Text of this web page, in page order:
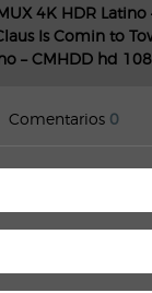
4K HDR
Is Comin to
– CMHDD hd
Comentarios 0